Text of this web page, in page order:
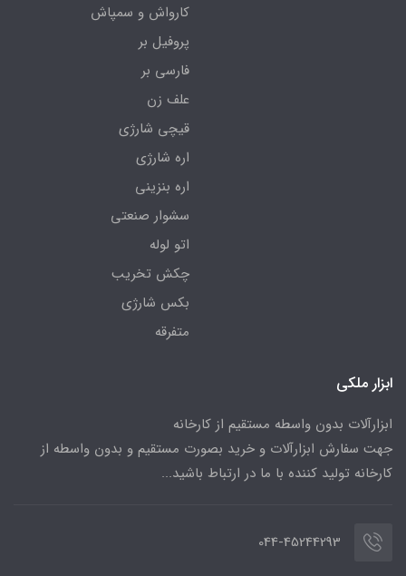
کارواش و سمپاش
پروفیل بر
فارسی بر
علف زن
قیچی شارژی
اره شارژی
اره بنزینی
سشوار صنعتی
اتو لوله
چکش تخریب
بکس شارژی
متفرقه
ابزار ملکی
ابزارآلات بدون واسطه مستقیم از کارخانه
جهت سفارش ابزارآلات و خرید بصورت مستقیم و بدون واسطه از
کارخانه تولید کننده با ما در ارتباط باشید...
044-45244293